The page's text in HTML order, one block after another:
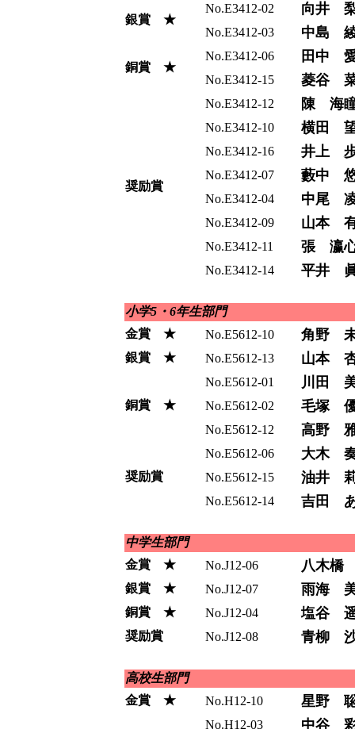
銀賞 ★
No.E3412-02 向井
No.E3412-03 中島
銅賞 ★
No.E3412-06 田中
No.E3412-15 菱谷
奨励賞
No.E3412-12 陳 海
No.E3412-10 横田
No.E3412-16 井上
No.E3412-07 藪中
No.E3412-04 中尾
No.E3412-09 山本
No.E3412-11 張 瀛
No.E3412-14 平井
小学5・6年生部門
金賞 ★
No.E5612-10 角野
銀賞 ★ No.E5612-13 山本
銅賞 ★
No.E5612-01 川田
No.E5612-02 毛塚
No.E5612-12 高野
奨励賞
No.E5612-06 大木
No.E5612-15 油井
No.E5612-14 吉田
中学生部門
金賞 ★
No.J12-06 八木橋
銀賞 ★ No.J12-07 雨海
銅賞 ★ No.J12-04 塩谷
奨励賞 No.J12-08 青柳
高校生部門
金賞 ★
No.H12-10 星野
No.H12-03 中谷